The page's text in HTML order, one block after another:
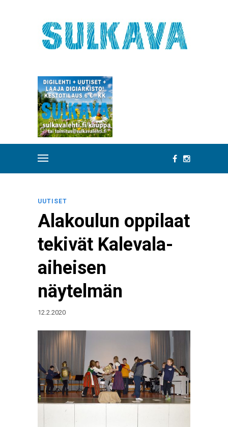
UUTISET
Alakoulun oppilaat
tekivät Kalevala-
aiheisen
näytelmän
12.2.2020